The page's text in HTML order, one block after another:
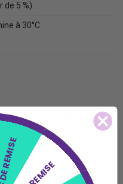
de 5 %).
à 30°C.
DE
LONGUEUR
DE MANCHE
(cm)
20.6
21.6